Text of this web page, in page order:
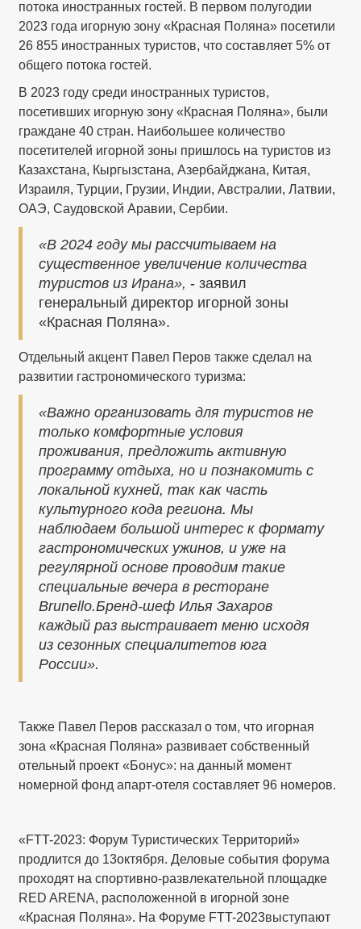
потока иностранных гостей. В первом полугодии
2023 года игорную зону «Красная Поляна» посетили
26 855 иностранных туристов, что составляет 5% от
общего потока гостей.
В 2023 году среди иностранных туристов,
посетивших игорную зону «Красная Поляна», были
граждане 40 стран. Наибольшее количество
посетителей игорной зоны пришлось на туристов из
Казахстана, Кыргызстана, Азербайджана, Китая,
Израиля, Турции, Грузии, Индии, Австралии, Латвии,
ОАЭ, Саудовской Аравии, Сербии.
«В 2024 году мы рассчитываем на
существенное увеличение количества
туристов из Ирана», - заявил
генеральный директор игорной зоны
«Красная Поляна».
Отдельный акцент Павел Перов также сделал на
развитии гастрономического туризма:
«Важно организовать для туристов не
только комфортные условия
проживания, предложить активную
программу отдыха, но и познакомить с
локальной кухней, так как часть
культурного кода региона. Мы
наблюдаем большой интерес к формату
гастрономических ужинов, и уже на
регулярной основе проводим такие
специальные вечера в ресторане
Brunello.Бренд-шеф Илья Захаров
каждый раз выстраивает меню исходя
из сезонных специалитетов юга
России».
Также Павел Перов рассказал о том, что игорная
зона «Красная Поляна» развивает собственный
отельный проект «Бонус»: на данный момент
номерной фонд апарт-отеля составляет 96 номеров.
«FTT-2023: Форум Туристических Территорий»
продлится до 13октября. Деловые события форума
проходят на спортивно-развлекательной площадке
RED ARENA, расположенной в игорной зоне
«Красная Поляна». На Форуме FTT-2023выступают